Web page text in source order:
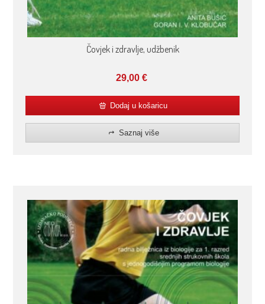
Čovjek i zdravlje, udžbenik
29,00 €
Dodaj u košaricu
Saznaj više